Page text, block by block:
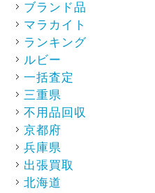
ブランド品
マラカイト
ランキング
ルビー
一括査定
三重県
不用品回収
京都府
兵庫県
出張買取
北海道